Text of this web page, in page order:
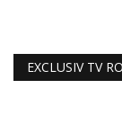
EXCLUSIV TV